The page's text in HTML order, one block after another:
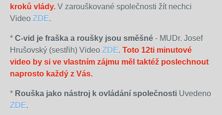
kroků vlády. V zarouškované společnosti žít nechci
Video ZDE.
* C-vid je fraška a roušky jsou směšné - MUDr. Josef
Hrušovský (sestřih) Video ZDE. Toto 12ti minutové
video by si ve vlastním zájmu měl taktéž poslechnout
naprosto každý z Vás.
* Rouška jako nástroj k ovládání společnosti Uvedeno
ZDE.